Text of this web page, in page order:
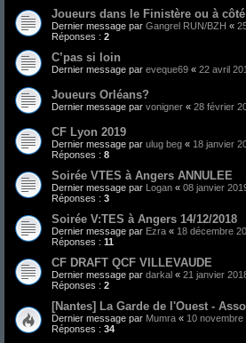
Joueurs dans le Finistère ou à côté
Dernier message par Gangrel RUN/BZH «
Réponses : 2
C’pas si loin
Dernier message par eveque69 « 22 avril
Joueurs Orléans?
Dernier message par vonigner « 28 février
CF Lyon 2019
Dernier message par ulug beg « 18 janvier
Réponses : 8
Soirée VTES à Angers ANNULEE
Dernier message par Logan « 08 janvier
Réponses : 3
Soirée V:TES à Angers 14/12/2018
Dernier message par Ezra « 18 décembre
Réponses : 11
CF DRAFT QCF VILLEVAUDE
Dernier message par darkal « 21 janvier
Réponses : 2
[Nantes] La Garde de l'Ouest -
Dernier message par Mumra « 10 novembre
Réponses : 34